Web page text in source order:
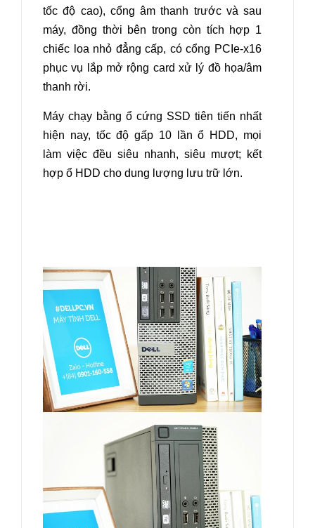
tốc độ cao), cổng âm thanh trước và sau
máy, đồng thời bên trong còn tích hợp 1
chiếc loa nhỏ đẳng cấp, có cổng PCIe-x16
phục vụ lắp mở rộng card xử lý đồ họa/âm
thanh rời.
Máy chạy bằng ổ cứng SSD tiên tiến nhất
hiện nay, tốc độ gấp 10 lần ổ HDD, mọi
làm việc đều siêu nhanh, siêu mượt; kết
hợp ổ HDD cho dung lượng lưu trữ lớn.